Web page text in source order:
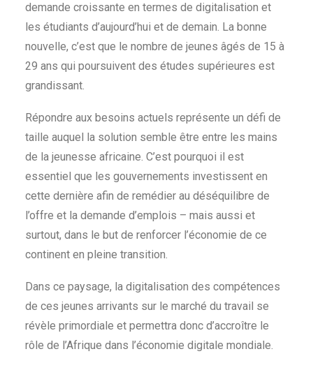
demande croissante en termes de digitalisation et
les étudiants d’aujourd’hui et de demain. La bonne
nouvelle, c’est que le nombre de jeunes âgés de 15 à
29 ans qui poursuivent des études supérieures est
grandissant.
Répondre aux besoins actuels représente un défi de
taille auquel la solution semble être entre les mains
de la jeunesse africaine. C’est pourquoi il est
essentiel que les gouvernements investissent en
cette dernière afin de remédier au déséquilibre de
l’offre et la demande d’emplois – mais aussi et
surtout, dans le but de renforcer l’économie de ce
continent en pleine transition.
Dans ce paysage, la digitalisation des compétences
de ces jeunes arrivants sur le marché du travail se
révèle primordiale et permettra donc d’accroître le
rôle de l’Afrique dans l’économie digitale mondiale.